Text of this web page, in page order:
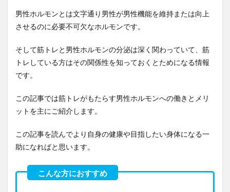
男性ホルモンとは文字通り男性が男性機能を維持または向上
させるのに必要不可欠なホルモンです。
そして筋トレと男性ホルモンの分泌は深く関わっていて、筋
トレしている方はその関係性を知っておくとためになる情報
です。
この記事では筋トレがもたらす男性ホルモンへの働きとメリ
ットを主にご紹介します。
この記事を読んでより自身の健康や目指したい身体になる一
助になればと思います。